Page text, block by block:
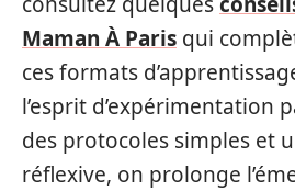
Maman À Paris qui
ces formats
l’esprit d’expérimentation
des protocoles simples et
réflexive, on prolonge